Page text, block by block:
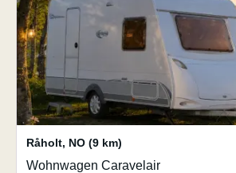
Råholt, NO (9 km)
Wohnwagen Caravelair